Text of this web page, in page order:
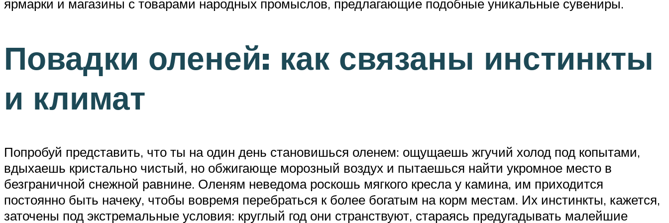
ярмарки и магазины с товарами народных промыслов, предлагающие подобные уникальные сувениры.
Повадки оленей: как связаны инстинкты
и климат
Попробуй представить, что ты на один день становишься оленем: ощущаешь жгучий холод под копытами,
вдыхаешь кристально чистый, но обжигающе морозный воздух и пытаешься найти укромное место в
безграничной снежной равнине. Оленям неведома роскошь мягкого кресла у камина, им приходится
постоянно быть начеку, чтобы вовремя перебраться к более богатым на корм местам. Их инстинкты, кажется,
заточены под экстремальные условия: круглый год они странствуют, стараясь предугадывать малейшие